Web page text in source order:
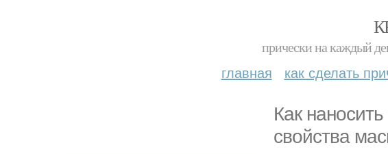
прически на каждый
главная как сделать
Как
свойства